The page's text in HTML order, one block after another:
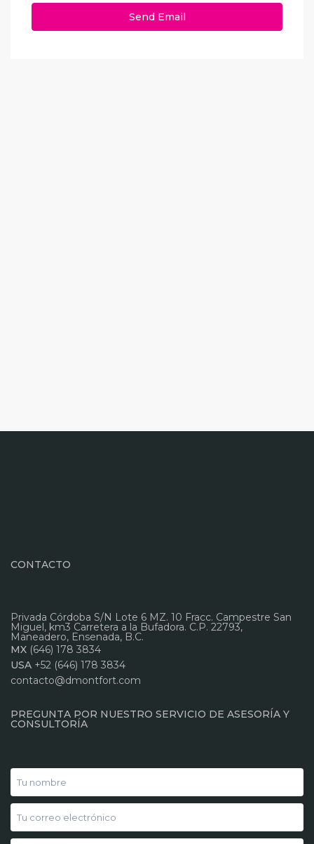
CONTACTO
Privada Córdoba S/N Lote 6 MZ. 10 Fracc. Campestre San
Miguel, km3 Carretera a la Bufadora. C.P. 22793,
Maneadero, Ensenada, B.C.
MX (646) 178 3834
USA +52 (646) 178 3834
contacto@dmontfort.com
PREGUNTA POR NUESTRO SERVICIO DE ASESORÍA Y
CONSULTORÍA